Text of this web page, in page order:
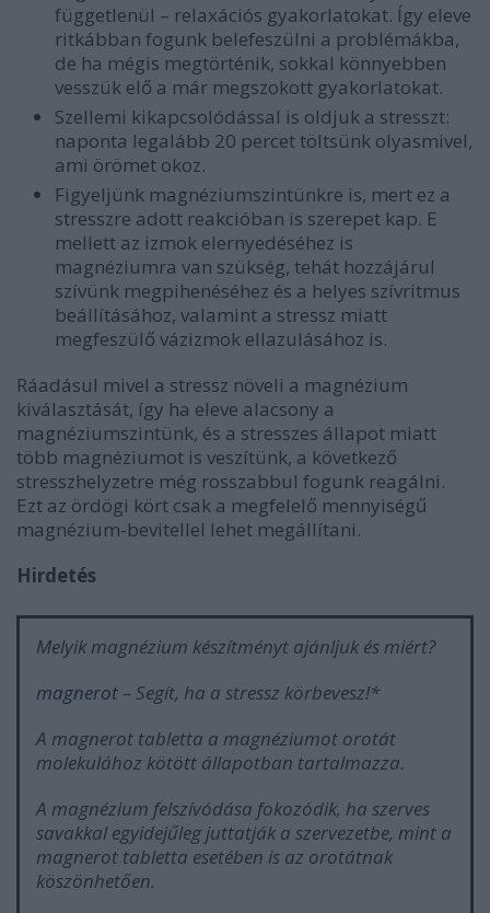
függetlenül – relaxációs gyakorlatokat. Így eleve
ritkábban fogunk belefeszülni a problémákba,
de ha mégis megtörténik, sokkal könnyebben
vesszük elő a már megszokott gyakorlatokat.
Szellemi kikapcsolódással is oldjuk a stresszt:
naponta legalább 20 percet töltsünk olyasmivel,
ami örömet okoz.
Figyeljünk magnéziumszintünkre is, mert ez a
stresszre adott reakcióban is szerepet kap. E
mellett az izmok elernyedéséhez is
magnéziumra van szükség, tehát hozzájárul
szívünk megpihenéséhez és a helyes szívritmus
beállításához, valamint a stressz miatt
megfeszülő vázizmok ellazulásához is.
Ráadásul mivel a stressz növeli a magnézium
kiválasztását, így ha eleve alacsony a
magnéziumszintünk, és a stresszes állapot miatt
több magnéziumot is veszítünk, a következő
stresszhelyzetre még rosszabbul fogunk reagálni.
Ezt az ördögi kört csak a megfelelő mennyiségű
magnézium-bevitellel lehet megállítani.
Hirdetés
Melyik magnézium készítményt ajánljuk és miért?
magnerot – Segít, ha a stressz körbevesz!*
A magnerot tabletta a magnéziumot orotát
molekulához kötött állapotban tartalmazza.
A magnézium felszívódása fokozódik, ha szerves
savakkal egyidejűleg juttatják a szervezetbe, mint a
magnerot tabletta esetében is az orotátnak
köszönhetően.